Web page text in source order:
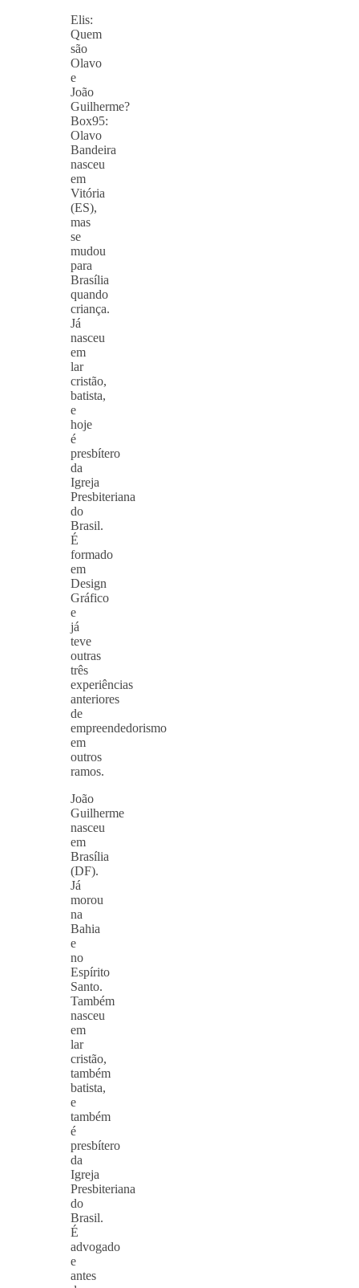
Elis:
Quem
são
Olavo
e
João
Guilherme?
Box95:
Olavo
Bandeira
nasceu
em
Vitória
(ES),
mas
se
mudou
para
Brasília
quando
criança.
Já
nasceu
em
lar
cristão,
batista,
e
hoje
é
presbítero
da
Igreja
Presbiteriana
do
Brasil.
É
formado
em
Design
Gráfico
e
já
teve
outras
três
experiências
anteriores
de
empreendedorismo
em
outros
ramos.
João
Guilherme
nasceu
em
Brasília
(DF).
Já
morou
na
Bahia
e
no
Espírito
Santo.
Também
nasceu
em
lar
cristão,
também
batista,
e
também
é
presbítero
da
Igreja
Presbiteriana
do
Brasil.
É
advogado
e
antes